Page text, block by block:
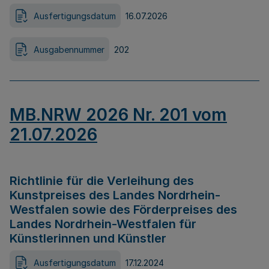
Ausfertigungsdatum 16.07.2026
Ausgabennummer 202
MB.NRW 2026 Nr. 201 vom
21.07.2026
Richtlinie für die Verleihung des
Kunstpreises des Landes Nordrhein-
Westfalen sowie des Förderpreises des
Landes Nordrhein-Westfalen für
Künstlerinnen und Künstler
Ausfertigungsdatum 17.12.2024